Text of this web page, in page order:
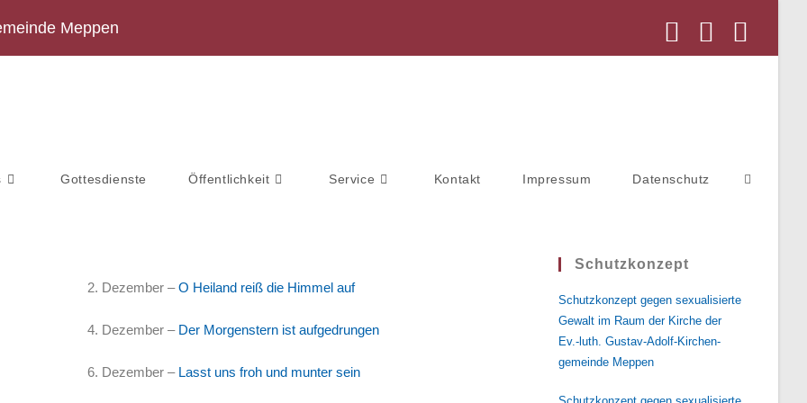
Meppen
Gottesdienste Öffentlichkeit Service Kontakt Impressum Datenschutz
2. Dezember –O Heiland reiß die Himmel auf
4. Dezember – Der Morgenstern ist aufgedrungen
6. Dezember – Lasst uns froh und munter sein
Schutzkonzept
Schutzkonzept gegen sexualisierte
Gewalt im Raum der Kirche der
Ev.-luth. Gustav-Adolf-Kirchen-
gemeinde Meppen